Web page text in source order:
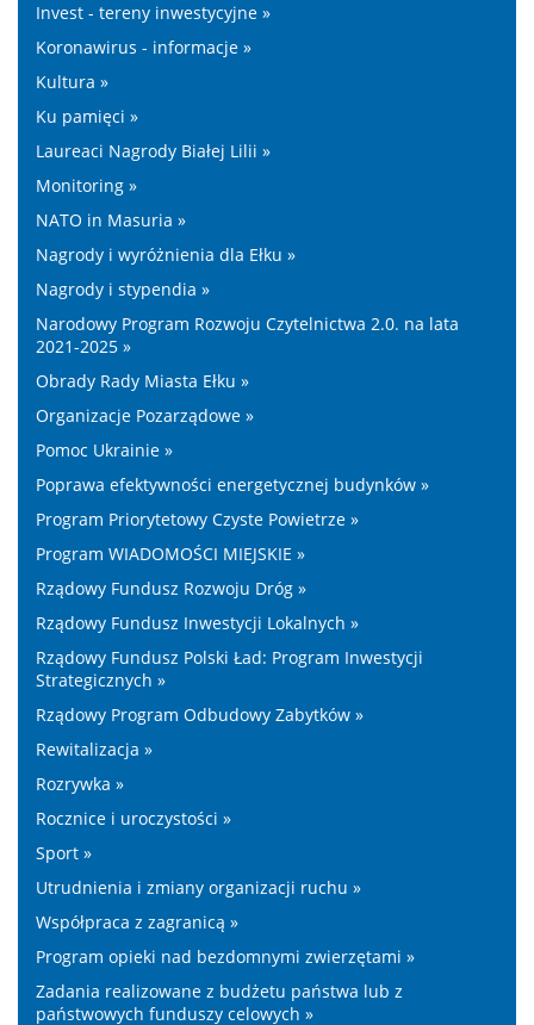
Invest - tereny inwestycyjne »
Koronawirus - informacje »
Kultura »
Ku pamięci »
Laureaci Nagrody Białej Lilii »
Monitoring »
NATO in Masuria »
Nagrody i wyróżnienia dla Ełku »
Nagrody i stypendia »
Narodowy Program Rozwoju Czytelnictwa 2.0. na lata
2021-2025 »
Obrady Rady Miasta Ełku »
Organizacje Pozarządowe »
Pomoc Ukrainie »
Poprawa efektywności energetycznej budynków »
Program Priorytetowy Czyste Powietrze »
Program WIADOMOŚCI MIEJSKIE »
Rządowy Fundusz Rozwoju Dróg »
Rządowy Fundusz Inwestycji Lokalnych »
Rządowy Fundusz Polski Ład: Program Inwestycji
Strategicznych »
Rządowy Program Odbudowy Zabytków »
Rewitalizacja »
Rozrywka »
Rocznice i uroczystości »
Sport »
Utrudnienia i zmiany organizacji ruchu »
Współpraca z zagranicą »
Program opieki nad bezdomnymi zwierzętami »
Zadania realizowane z budżetu państwa lub z
państwowych funduszy celowych »